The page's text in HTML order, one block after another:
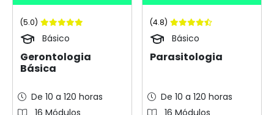
(5.0)
Básico
Gerontologia
Básica
De 10 a 120 horas
(4.8)
Básico
Parasitologia
De 10 a 120 horas